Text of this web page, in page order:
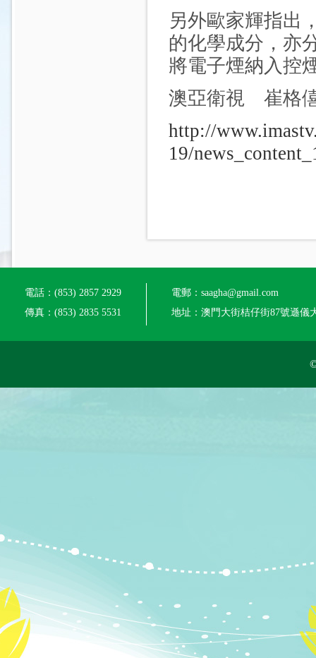
另外歐家輝指出
的化學成分，亦
將電子煙納入控
澳亞衛視 崔格
http://
19/
電話：(853) 2857 2929
傳真：(853) 2835 5531
電郵：saagha@gmail.com
地址：澳門大街桔仔街87號遜儀